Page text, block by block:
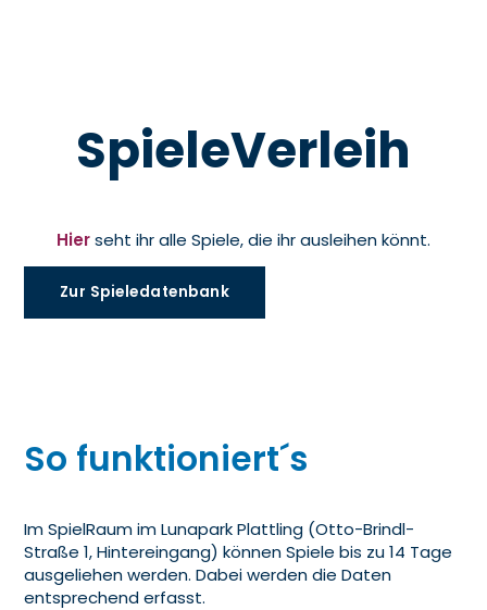
SpieleVerleih
Hierseht ihr alle Spiele, die ihr ausleihen könnt.
Zur Spieledatenbank
So funktioniert´s
Im SpielRaum im Lunapark Plattling (Otto-Brindl-
Straße 1, Hintereingang) können Spiele bis zu 14 Tage
ausgeliehen werden. Dabei werden die Daten
entsprechend erfasst.